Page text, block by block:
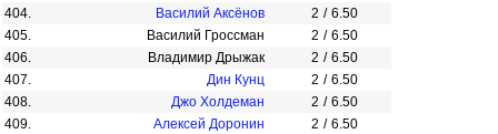
404.
Василий Аксёнов 2 / 6.50
405.
Василий Гроссман 2 / 6.50
406.
Владимир Дрыжак 2 / 6.50
407.
Дин Кунц 2 / 6.50
408.
Джо Холдеман 2 / 6.50
409.
Алексей Доронин 2 / 6.50